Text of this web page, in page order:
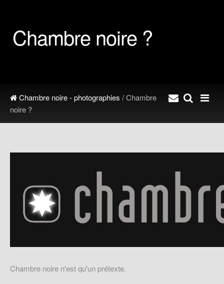
Chambre noire ?
Chambre noire - photographies / Chambre
noire ?
Chambre noire n'est qu'un prétexte.